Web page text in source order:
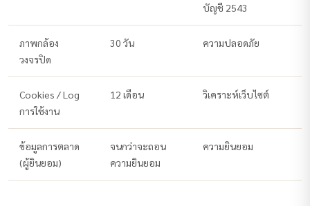
บัญชี 2543
ภาพกล้อง
วงจรปิด
30 วัน ความปลอดภัย
Cookies / Log
การใช้งาน
12 เดือน วิเคราะห์เว็บไซต์
ข้อมูลการตลาด
(ผู้ยินยอม)
จนกว่าจะถอน
ความยินยอม
ความยินยอม